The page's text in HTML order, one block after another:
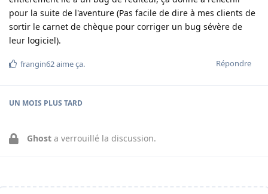
pour la suite de l'aventure (Pas facile de dire à mes clients de
sortir le carnet de chèque pour corriger un bug sévère de
leur logiciel).
Répondre
frangin62aime ça.
UN MOIS PLUS TARD
Ghost a verrouillé la discussion.